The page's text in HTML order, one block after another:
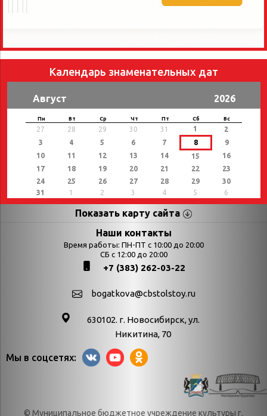
Календарь знаменательных дат
Август 2026
Пн Вт Ср Чт Пт Сб Вс
27 28 29 30 31 1
2
3
4 5 6 7 8
9
10
11 12 13 14 15
16
17
18 19 20 21 22
23
24
25 26 27 28 29
30
31
1 2 3 4 5 6
Показать карту сайта
Страницы Категории
Календарь
Богатков
Выставки
День в истории
День в истории.
День в истории.
Декабрь
День в истории.
Наши контакты
Время работы: ПН-ПТ с 10:00 до 20:00
СБ с 12:00 до 20:00
+7 (383) 262-03-22
bogatkova@cbstolstoy.ru
630102. г. Новосибирск, ул.
Никитина, 70
Мы в соцсетях:
© Муниципальное бюджетное учреждение культуры г.